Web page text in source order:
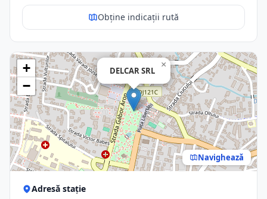
Obține indicații rută
DELCAR SRL
×
+
−
Navighează
Adresă stație